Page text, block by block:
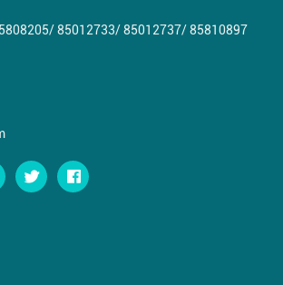
/85012733/85012737/85810897